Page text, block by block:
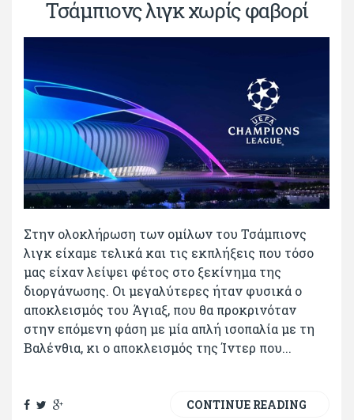
Τσάμπιονς λιγκ χωρίς φαβορί
Στην ολοκλήρωση των ομίλων του Τσάμπιονς
λιγκ είχαμε τελικά και τις εκπλήξεις που τόσο
μας είχαν λείψει φέτος στο ξεκίνημα της
διοργάνωσης. Οι μεγαλύτερες ήταν φυσικά ο
αποκλεισμός του Άγιαξ, που θα προκρινόταν
στην επόμενη φάση με μία απλή ισοπαλία με τη
Βαλένθια, κι ο αποκλεισμός της Ίντερ που...
CONTINUE READING